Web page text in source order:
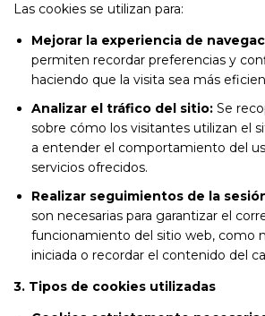
Las cookies se utilizan para:
Mejorar la experiencia de
permiten recordar preferencias y
haciendo que la visita sea más
Analizar el tráfico del sitio: Se
sobre cómo los visitantes utilizan el
a entender el comportamiento del
servicios ofrecidos.
Realizar seguimientos de la
son necesarias para garantizar el
funcionamiento del sitio web, como
iniciada o recordar el contenido del
3. Tipos de cookies utilizadas